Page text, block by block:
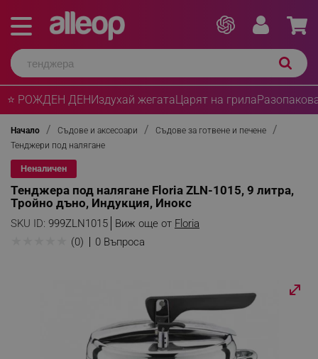
⭐ РОЖДЕН ДЕНИздухай жегатаЦарят на грила
Начало Съдове и аксесоари
Съдове за готвене и печене
Тенджери под налягане
Неналичен
Тенджера под налягане Floria ZLN-1015, 9 литра,
Тройно дъно, Индукция, Инокс
SKU ID: 999ZLN1015 Виж още от Floria
(0) 0 Въпроса